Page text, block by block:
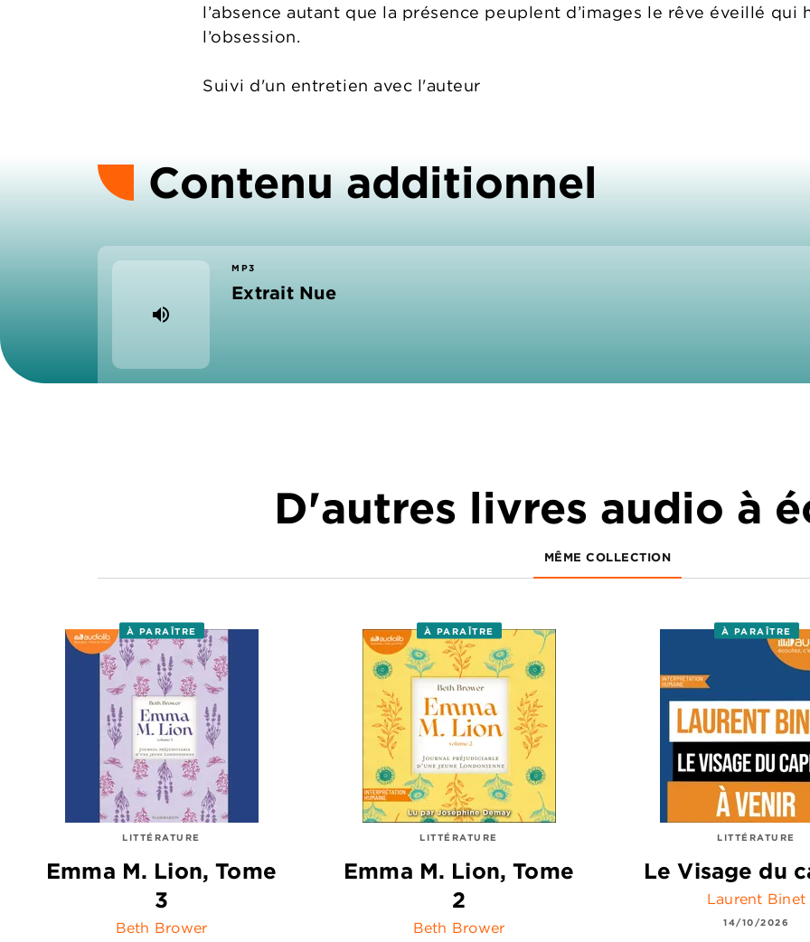
l’absence autant que la présence peuplent d’images le rêve éveillé qui
l’obsession.
Suivi d'un entretien avec l'auteur
Contenu additionnel
volume_up
MP3
Extrait Nue
D'autres livres audio à
MÊME COLLECTION
À PARAÎTRE
LITTÉRATURE
Emma M. Lion, Tome
3
Beth Brower
À PARAÎTRE
LITTÉRATURE
Emma M. Lion, Tome
2
Beth Brower
À PARAÎTRE
LITTÉRATURE
Le Visage du
Laurent Binet
14/10/2026